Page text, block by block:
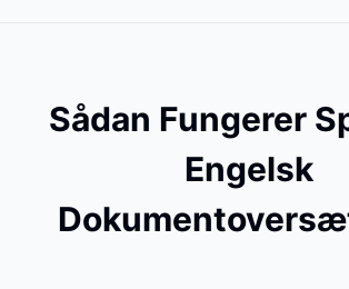
Sådan Fungerer
Engelsk